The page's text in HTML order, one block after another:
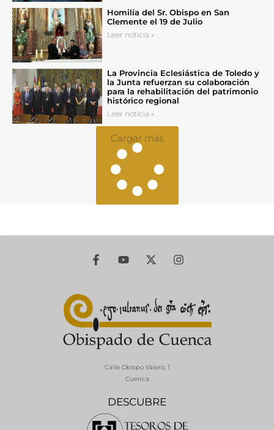
Homilía del Sr. Obispo en San
Clemente el 19 de Julio
Leer noticia »
La Provincia Eclesiástica de Toledo y
la Junta refuerzan su colaboración
para la rehabilitación del patrimonio
histórico regional
Leer noticia »
Cargar más
DESCUBRE
Calle Obispo Valero, 1
Cuenca